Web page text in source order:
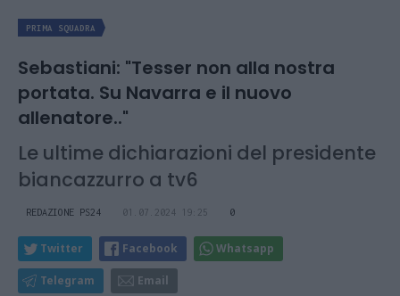
PRIMA SQUADRA
Sebastiani: "Tesser non alla nostra
portata. Su Navarra e il nuovo
allenatore.."
Le ultime dichiarazioni del presidente
biancazzurro a tv6
REDAZIONE PS24 01.07.2024 19:25 0
Twitter Facebook Whatsapp
Telegram Email